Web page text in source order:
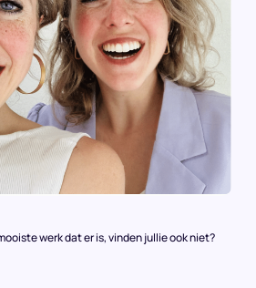
werk dat er is, vinden jullie ook niet?